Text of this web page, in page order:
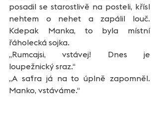
posadil se starostlivě na posteli, křísl
nehtem o nehet a zapálil louč.
Kdepak Manka, to byla místní
řáholecká sojka.
„Rumcajsi, vstávej! Dnes je
loupežnický sraz.“
„A safra já na to úplně zapomněl.
Manko, vstáváme.“